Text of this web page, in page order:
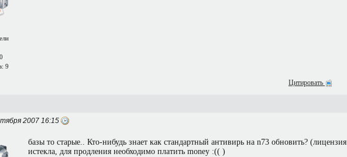
9
Цитировать
2007 16:15
базы то старые.. Кто-нибудь знает как стандартный антивирь на n73 обновить? (лицензия
истекла, для продления необходимо платить money :(( )